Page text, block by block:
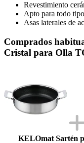
Revestimiento
Apto para todo
Asas laterales de
Comprados
Cristal para Olla
KELOmat Sartén